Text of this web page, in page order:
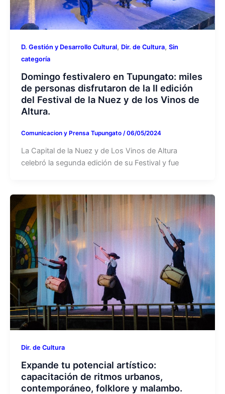
D. Gestión y Desarrollo Cultural, Dir. de Cultura, Sin
categoría
Domingo festivalero en Tupungato: miles
de personas disfrutaron de la II edición
del Festival de la Nuez y de los Vinos de
Altura.
Comunicacion y Prensa Tupungato /06/05/2024
La Capital de la Nuez y de Los Vinos de Altura
celebró la segunda edición de su Festival y fue
Dir. de Cultura
Expande tu potencial artístico:
capacitación de ritmos urbanos,
contemporáneo, folklore y malambo.